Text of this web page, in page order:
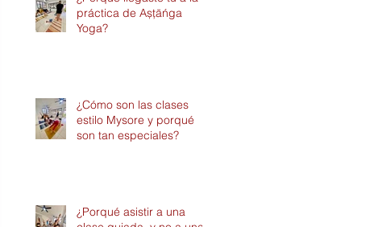
práctica de Așțāńga
Yoga?
¿Cómo son las clases
estilo Mysore y porqué
son tan especiales?
¿Porqué asistir a una